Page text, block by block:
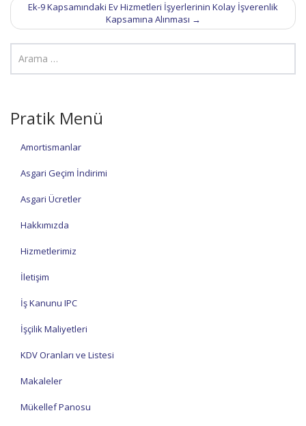
Ek-9 Kapsamındaki Ev Hizmetleri İşyerlerinin Kolay İşverenlik
Kapsamına Alınması →
Pratik Menü
Amortismanlar
Asgari Geçim İndirimi
Asgari Ücretler
Hakkımızda
Hizmetlerimiz
İletişim
İş Kanunu IPC
İşçilik Maliyetleri
KDV Oranları ve Listesi
Makaleler
Mükellef Panosu